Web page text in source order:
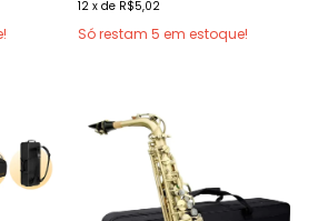
essencial para estúdios,
mais.
12 x de R$5,02
Só restam 5 em estoque!